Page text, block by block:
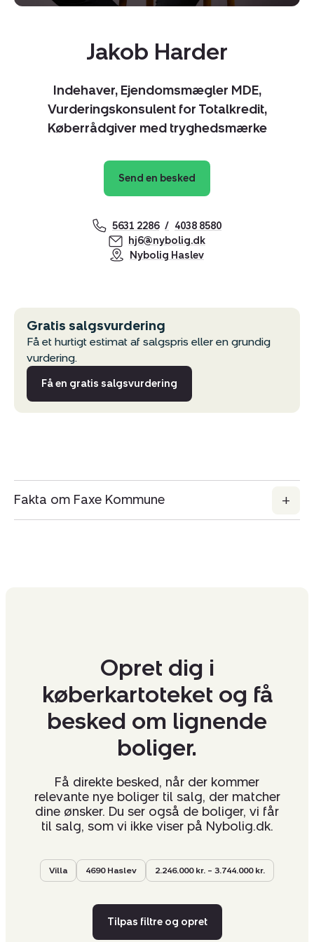
Jakob Harder
Indehaver, Ejendomsmægler MDE,
Vurderingskonsulent for Totalkredit,
Køberrådgiver med tryghedsmærke
Send en besked
5631 2286
4038 8580
hj6@nybolig.dk
Nybolig Haslev
Gratis salgsvurdering
Få et hurtigt estimat af salgspris eller en grundig
vurdering.
Få en gratis salgsvurdering
Fakta om Faxe Kommune
Opret dig i
køberkartoteket og få
besked om lignende
boliger.
Få direkte besked, når der kommer
relevante nye boliger til salg, der matcher
dine ønsker. Du ser også de boliger, vi får
til salg, som vi ikke viser på Nybolig.dk.
Villa 4690 Haslev 2.246.000 kr. – 3.744.000 kr.
Tilpas filtre og opret
Kopier link
Del via mail